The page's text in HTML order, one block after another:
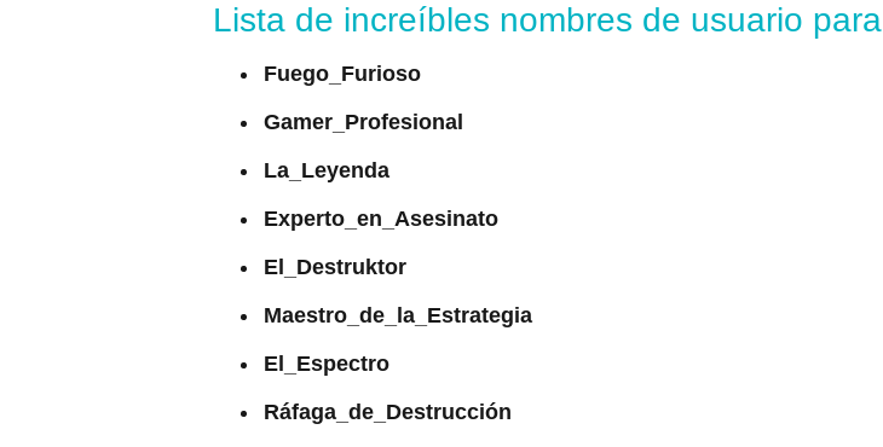
Lista de increíbles nombres de usuario para
Fuego_Furioso
Gamer_Profesional
La_Leyenda
Experto_en_Asesinato
El_Destruktor
Maestro_de_la_Estrategia
El_Espectro
Ráfaga_de_Destrucción